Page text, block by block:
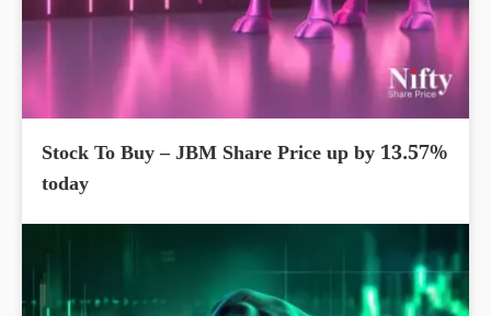
Stock To Buy – JBM Share Price up by 13.57%
today